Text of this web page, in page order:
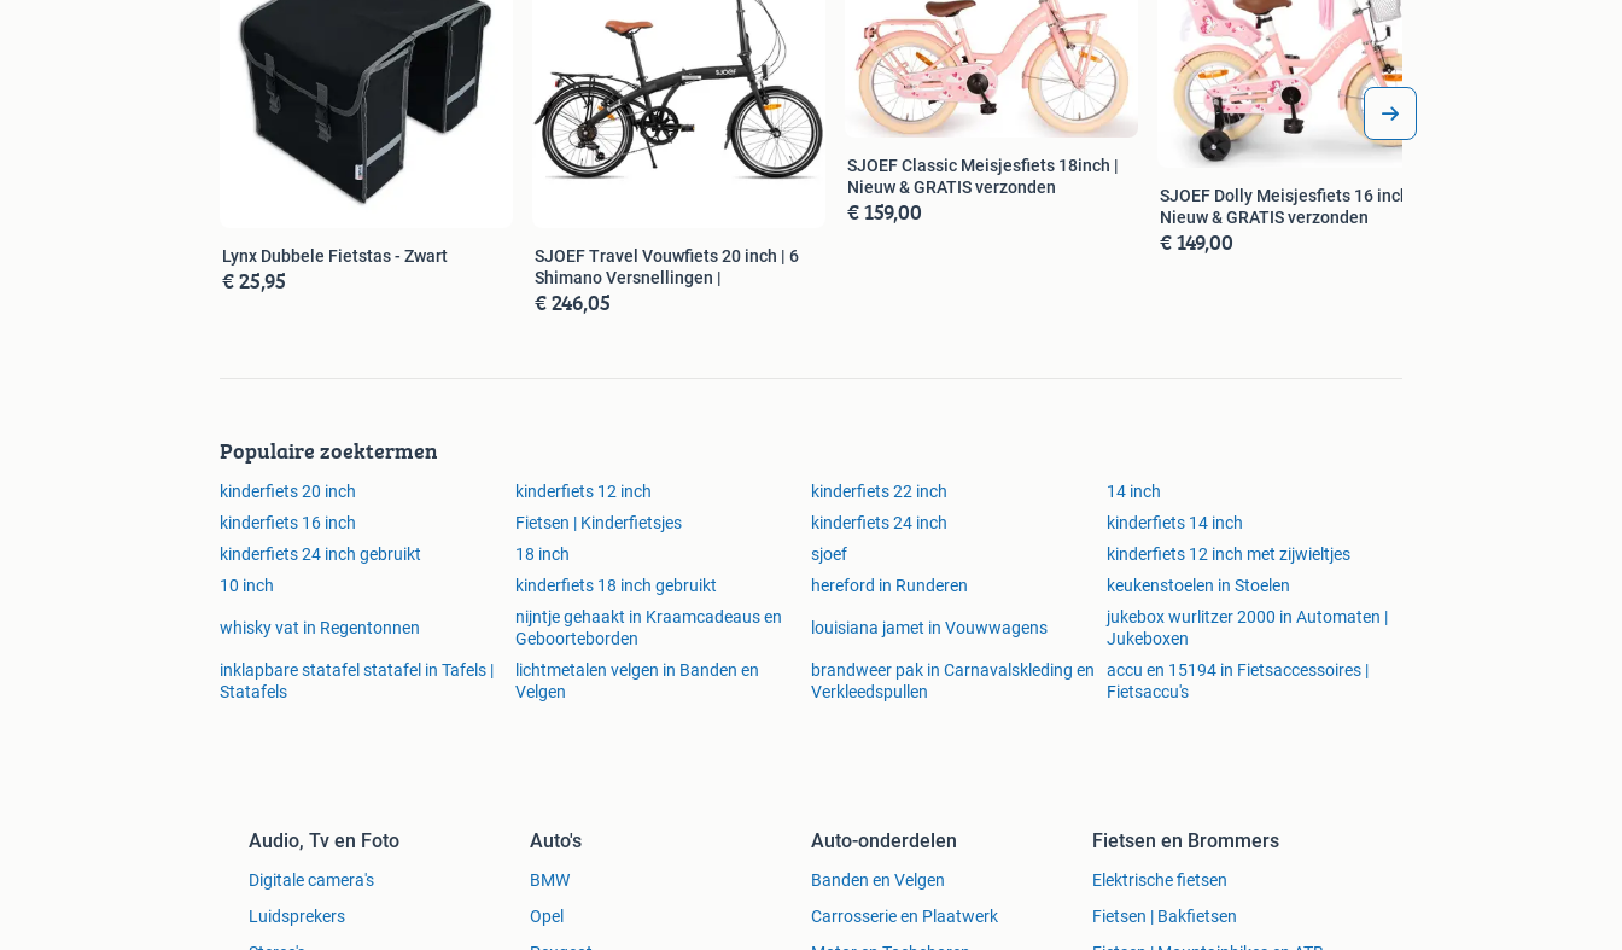
Lynx Dubbele Fietstas - Zwart
€ 25,95
SJOEF Travel Vouwfiets 20 inch | 6
Shimano Versnellingen |
€ 246,05
SJOEF Classic Meisjesfiets 18inch |
Nieuw & GRATIS verzonden
€ 159,00
SJOEF Dolly Meisjesfiets 16 inch |
Nieuw & GRATIS verzonden
€ 149,00
Populaire zoektermen
kinderfiets 20 inch kinderfiets 12 inch kinderfiets 22 inch
14 inch
kinderfiets 16 inch
Fietsen | Kinderfietsjes kinderfiets 24 inch
kinderfiets 14 inch
kinderfiets 24 inch gebruikt
18 inch sjoef
kinderfiets 12 inch met zijwieltjes
10 inch
kinderfiets 18 inch gebruikt hereford in Runderen keukenstoelen in Stoelen
whisky vat in Regentonnen
nijntje gehaakt in Kraamcadeaus en
Geboorteborden
louisiana jamet in Vouwwagens
jukebox wurlitzer 2000 in Automaten |
Jukeboxen
inklapbare statafel statafel in Tafels |
Statafels
lichtmetalen velgen in Banden en
Velgen
brandweer pak in Carnavalskleding en
Verkleedspullen
accu en 15194 in Fietsaccessoires |
Fietsaccu's
Audio, Tv en Foto
Digitale camera's
Luidsprekers
Auto's
BMW
Opel
Auto-onderdelen
Banden en Velgen
Carrosserie en Plaatwerk
Fietsen en Brommers
Elektrische fietsen
Fietsen | Bakfietsen